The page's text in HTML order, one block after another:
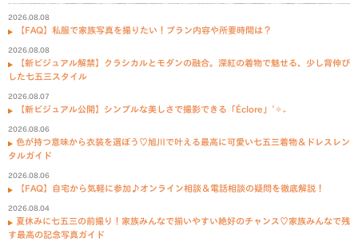
2026.08.08
【FAQ】私服で家族写真を撮りたい！プラン内容や所要時間は？
2026.08.08
【新ビジュアル解禁】クラシカルとモダンの融合。深紅の着物で魅せる、少し背伸び
した七五三スタイル
2026.08.07
【新ビジュアル公開】シンプルな美しさで撮影できる「Éclore」˚✧₊
2026.08.06
色が持つ意味から衣装を選ぼう♡旭川で叶える最高に可愛い七五三着物＆ドレスレン
タルガイド
2026.08.06
【FAQ】自宅から気軽に参加♪オンライン相談＆電話相談の疑問を徹底解説！
2026.08.04
夏休みに七五三の前撮り！家族みんなで揃いやすい絶好のチャンス♡家族みんなで残
す最高の記念写真ガイド